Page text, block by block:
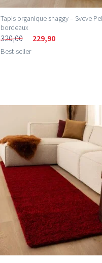
Tapis organique shaggy – Sveve
bordeaux
320,00 229,90
Best-seller